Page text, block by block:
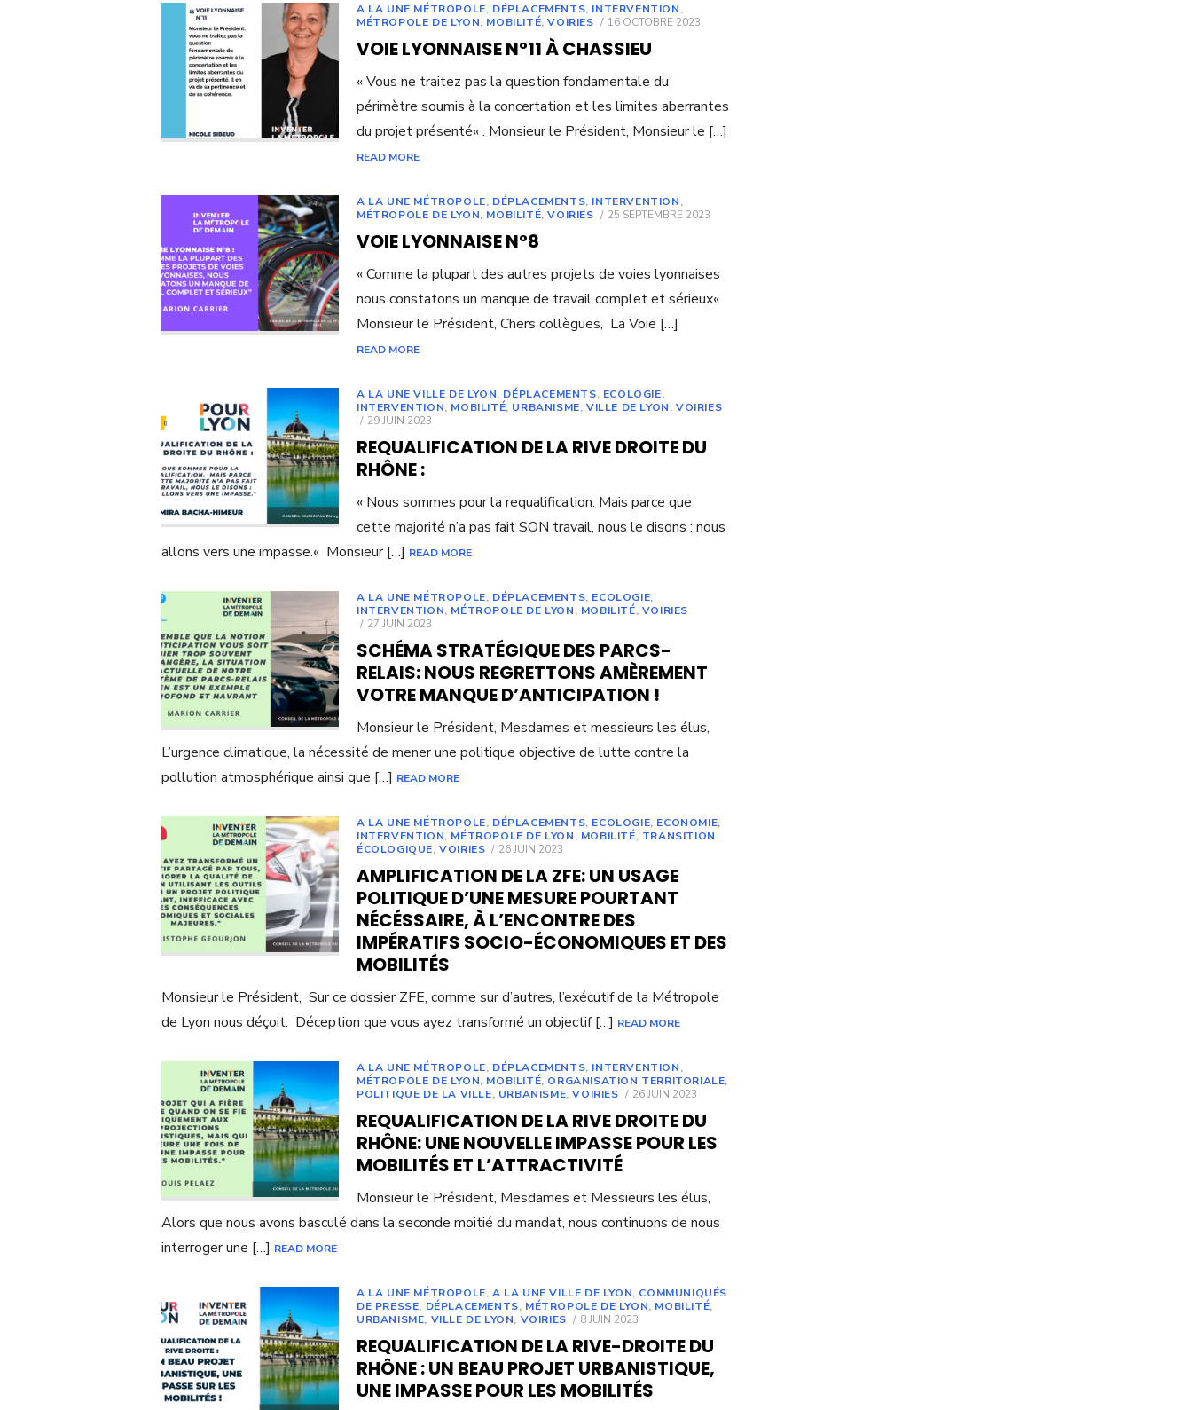
A LA UNE MÉTROPOLE, DÉPLACEMENTS, INTERVENTION,
MÉTROPOLE DE LYON, MOBILITÉ,VOIRIES
POSTED
16 OCTOBRE 2023
VOIE LYONNAISE N°11 À CHASSIEU
« Vous ne traitez pas la question fondamentale du
périmètre soumis à la concertation et les limites aberrantes
du projet présenté« . Monsieur le Président, Monsieur le […]
READ MORE
A LA UNE MÉTROPOLE, DÉPLACEMENTS, INTERVENTION,
MÉTROPOLE DE LYON, MOBILITÉ,VOIRIES
POSTED
25 SEPTEMBRE 2023
VOIE LYONNAISE N°8
« Comme la plupart des autres projets de voies lyonnaises
nous constatons un manque de travail complet et sérieux«
Monsieur le Président, Chers collègues, La Voie […]
READ MORE
A LA UNE VILLE DE LYON, DÉPLACEMENTS, ECOLOGIE,
INTERVENTION, MOBILITÉ, URBANISME,VILLE DE LYON,VOIRIES
POSTED
29 JUIN 2023
REQUALIFICATION DE LA RIVE DROITE DU
RHÔNE :
« Nous sommes pour la requalification. Mais parce que
cette majorité n’a pas fait SON travail, nous le disons : nous
allons vers une impasse.« Monsieur […] READ MORE
A LA UNE MÉTROPOLE, DÉPLACEMENTS, ECOLOGIE,
INTERVENTION, MÉTROPOLE DE LYON, MOBILITÉ, VOIRIES
POSTED
27 JUIN 2023
SCHÉMA STRATÉGIQUE DES PARCS-
RELAIS: NOUS REGRETTONS AMÈREMENT
VOTRE MANQUE D’ANTICIPATION !
Monsieur le Président, Mesdames et messieurs les élus,
L’urgence climatique, la nécessité de mener une politique objective de lutte contre la
pollution atmosphérique ainsi que […] READ MORE
A LA UNE MÉTROPOLE, DÉPLACEMENTS, ECOLOGIE, ECONOMIE,
INTERVENTION, MÉTROPOLE DE LYON, MOBILITÉ, TRANSITION
ÉCOLOGIQUE,VOIRIES
POSTED
26 JUIN 2023
AMPLIFICATION DE LA ZFE: UN USAGE
POLITIQUE D’UNE MESURE POURTANT
NÉCÉSSAIRE, À L’ENCONTRE DES
IMPÉRATIFS SOCIO-ÉCONOMIQUES ET DES
MOBILITÉS
Monsieur le Président, Sur ce dossier ZFE, comme sur d’autres, l’exécutif de la Métropole
de Lyon nous déçoit. Déception que vous ayez transformé un objectif […] READ MORE
A LA UNE MÉTROPOLE, DÉPLACEMENTS, INTERVENTION,
MÉTROPOLE DE LYON, MOBILITÉ, ORGANISATION TERRITORIALE,
POLITIQUE DE LA VILLE, URBANISME,VOIRIES
POSTED
26 JUIN 2023
REQUALIFICATION DE LA RIVE DROITE DU
RHÔNE: UNE NOUVELLE IMPASSE POUR LES
MOBILITÉS ET L’ATTRACTIVITÉ
Monsieur le Président, Mesdames et Messieurs les élus,
Alors que nous avons basculé dans la seconde moitié du mandat, nous continuons de nous
interroger une […] READ MORE
A LA UNE MÉTROPOLE,A LA UNE VILLE DE LYON, COMMUNIQUÉS
DE PRESSE, DÉPLACEMENTS, MÉTROPOLE DE LYON, MOBILITÉ,
URBANISME, VILLE DE LYON, VOIRIES
POSTED
8 JUIN 2023
REQUALIFICATION DE LA RIVE-DROITE DU
RHÔNE : UN BEAU PROJET URBANISTIQUE,
UNE IMPASSE POUR LES MOBILITÉS